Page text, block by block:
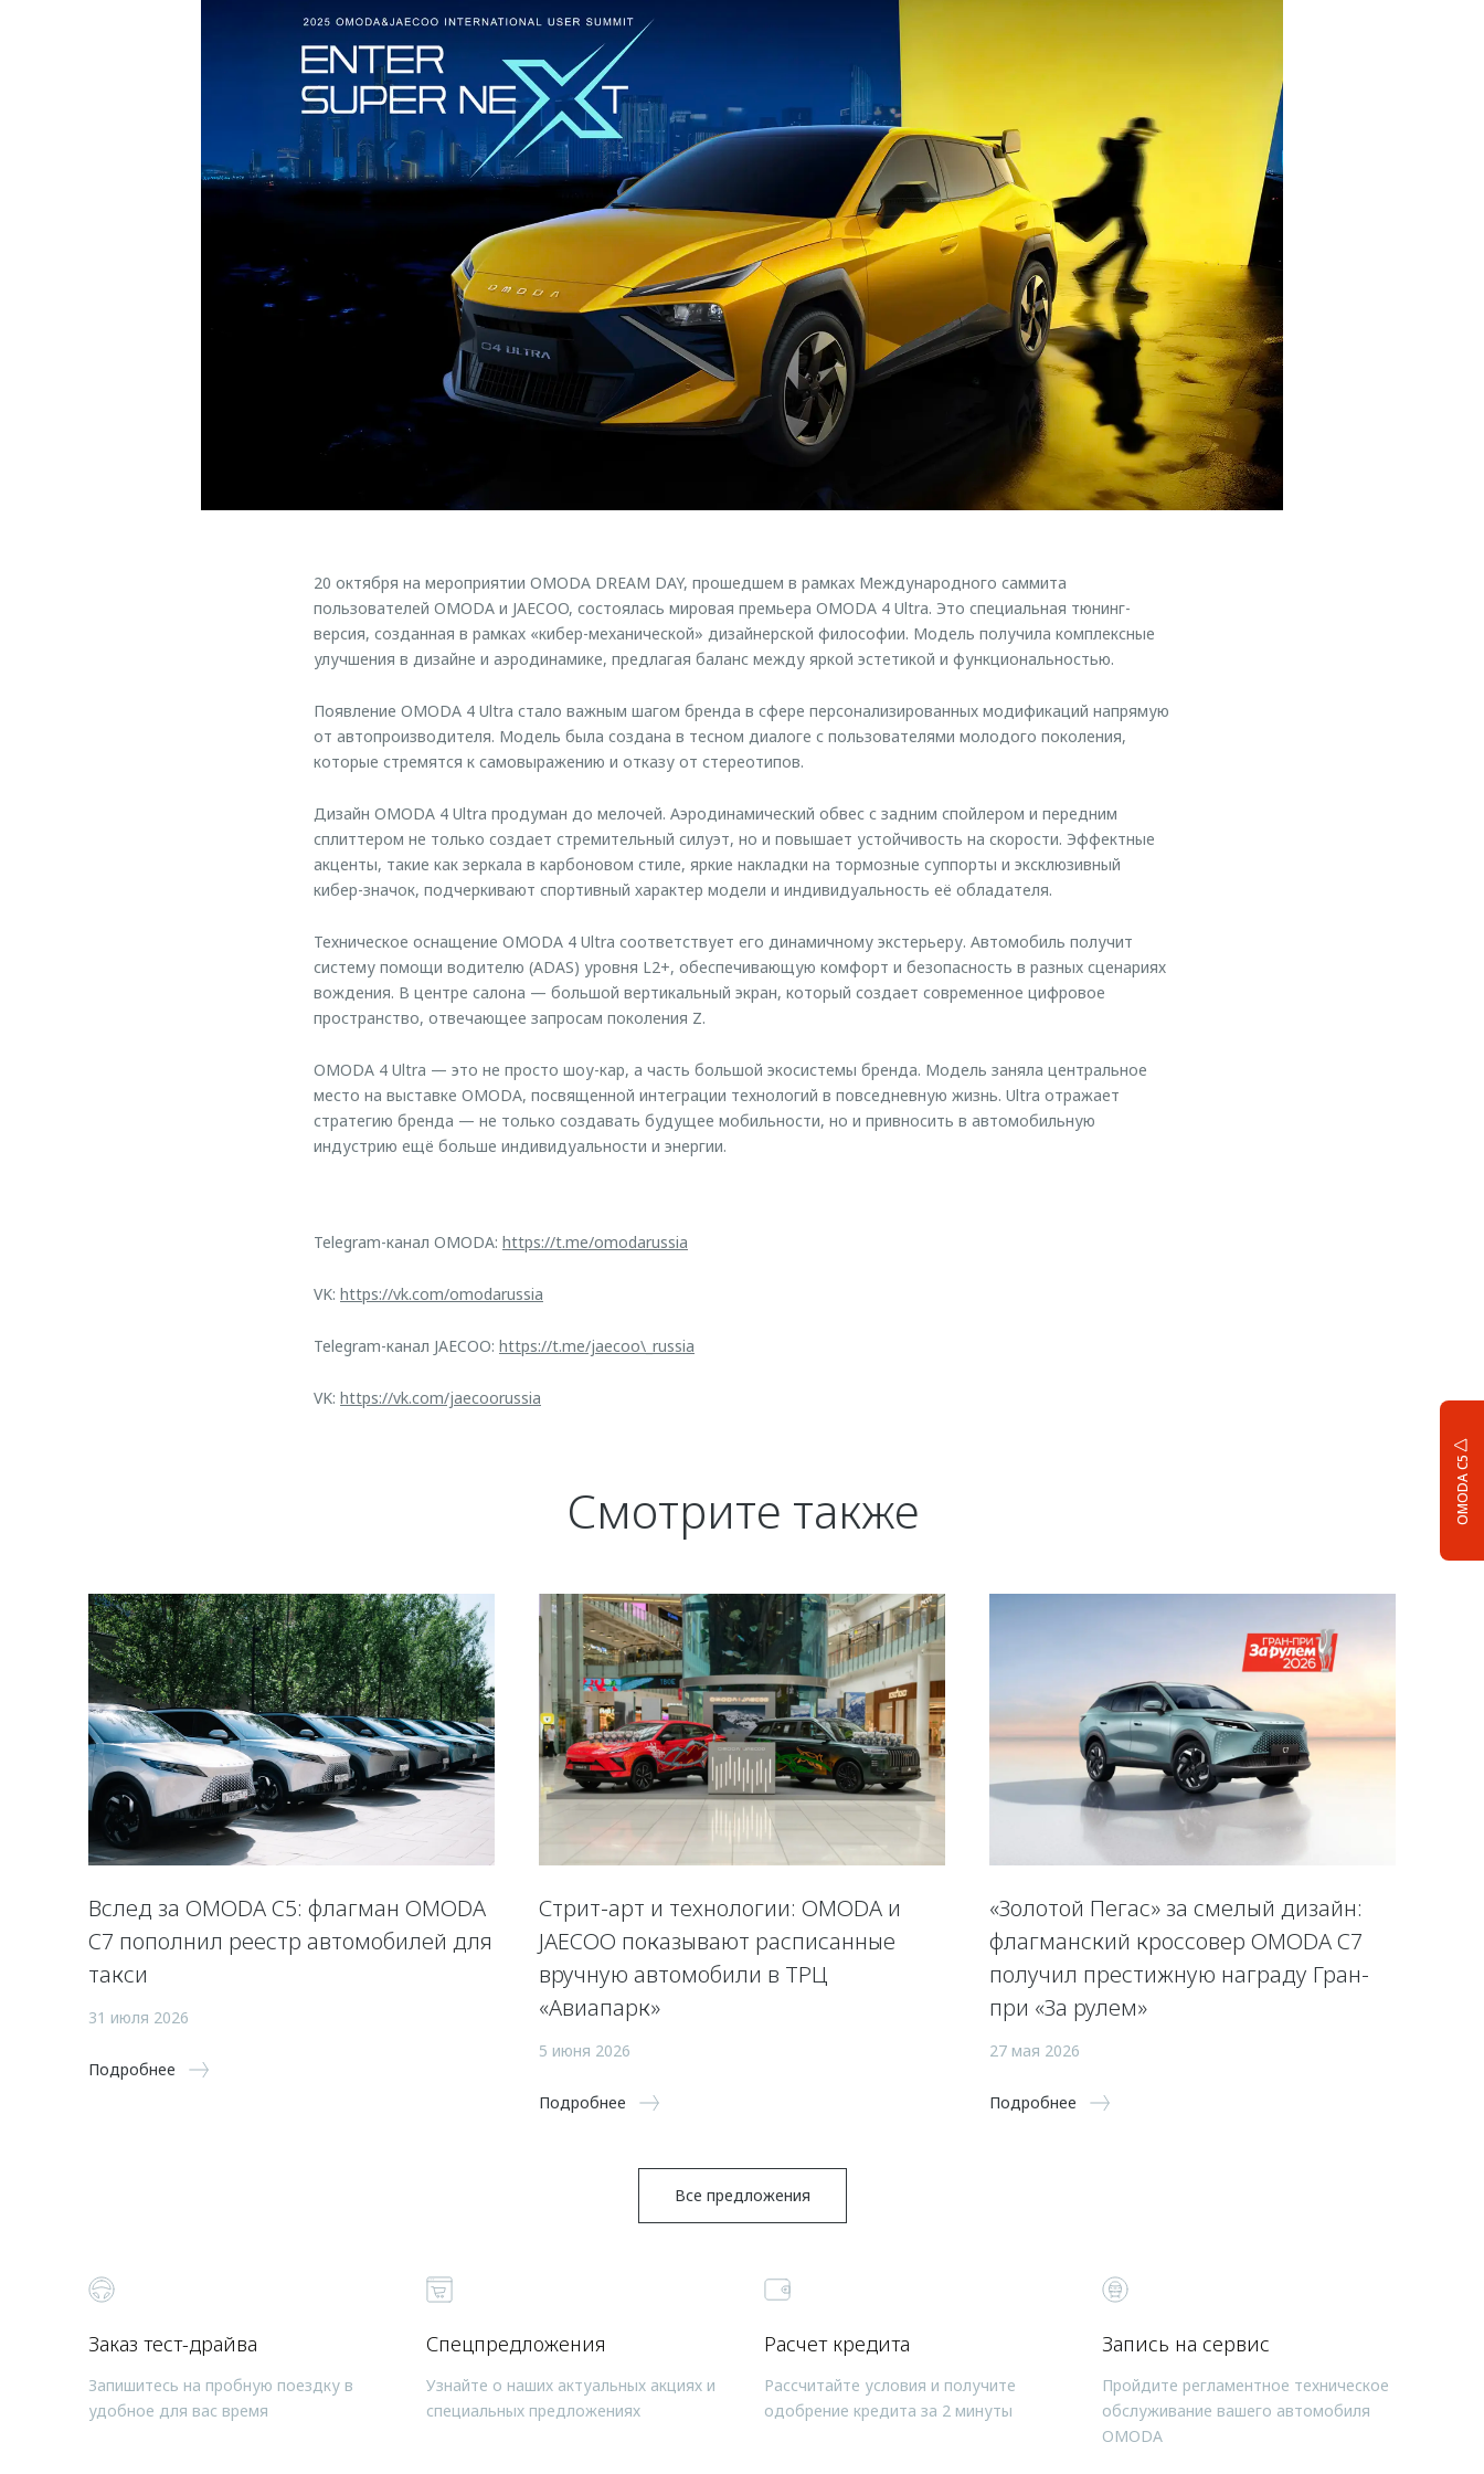
OMODA C5
20 октября на мероприятии OMODA DREAM DAY, прошедшем в рамках Международного саммита
пользователей OMODA и JAECOO, состоялась мировая премьера OMODA 4 Ultra. Это специальная тюнинг-
версия, созданная в рамках «кибер-механической» дизайнерской философии. Модель получила комплексные
улучшения в дизайне и аэродинамике, предлагая баланс между яркой эстетикой и функциональностью.
Появление OMODA 4 Ultra стало важным шагом бренда в сфере персонализированных модификаций напрямую
от автопроизводителя. Модель была создана в тесном диалоге с пользователями молодого поколения,
которые стремятся к самовыражению и отказу от стереотипов.
Дизайн OMODA 4 Ultra продуман до мелочей. Аэродинамический обвес с задним спойлером и передним
сплиттером не только создает стремительный силуэт, но и повышает устойчивость на скорости. Эффектные
акценты, такие как зеркала в карбоновом стиле, яркие накладки на тормозные суппорты и эксклюзивный
кибер-значок, подчеркивают спортивный характер модели и индивидуальность её обладателя.
Техническое оснащение OMODA 4 Ultra соответствует его динамичному экстерьеру. Автомобиль получит
систему помощи водителю (ADAS) уровня L2+, обеспечивающую комфорт и безопасность в разных сценариях
вождения. В центре салона — большой вертикальный экран, который создает современное цифровое
пространство, отвечающее запросам поколения Z.
OMODA 4 Ultra — это не просто шоу-кар, а часть большой экосистемы бренда. Модель заняла центральное
место на выставке OMODA, посвященной интеграции технологий в повседневную жизнь. Ultra отражает
стратегию бренда — не только создавать будущее мобильности, но и привносить в автомобильную
индустрию ещё больше индивидуальности и энергии.
Telegram-канал OMODA: https://t.me/omodarussia
VK: https://vk.com/omodarussia
Telegram-канал JAECOO: https://t.me/jaecoo\_russia
VK: https://vk.com/jaecoorussia
Смотрите также
Вслед за OMODA C5: флагман OMODA
C7 пополнил реестр автомобилей для
такси
31 июля 2026
Подробнее
Стрит-арт и технологии: OMODA и
JAECOO показывают расписанные
вручную автомобили в ТРЦ
«Авиапарк»
5 июня 2026
Подробнее
«Золотой Пегас» за смелый дизайн:
флагманский кроссовер OMODA C7
получил престижную награду Гран-
при «За рулем»
27 мая 2026
Подробнее
Все предложения
Заказ тест-драйва
Запишитесь на пробную поездку в
удобное для вас время
Спецпредложения
Узнайте о наших актуальных акциях и
специальных предложениях
Расчет кредита
Рассчитайте условия и получите
одобрение кредита за 2 минуты
Запись на сервис
Пройдите регламентное техническое
обслуживание вашего автомобиля
OMODA